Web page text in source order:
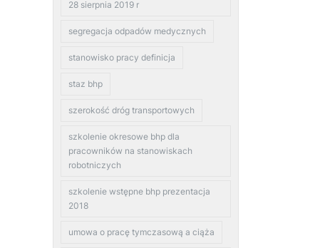
28 sierpnia 2019 r
segregacja odpadów medycznych
stanowisko pracy definicja
staz bhp
szerokość dróg transportowych
szkolenie okresowe bhp dla
pracowników na stanowiskach
robotniczych
szkolenie wstępne bhp prezentacja
2018
umowa o pracę tymczasową a ciąża